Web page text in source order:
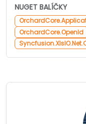
NUGET BALÍČKY
OrchardCore.OpenId